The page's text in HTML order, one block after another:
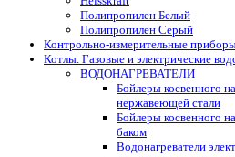
Полипропилен Белый
Полипропилен Серый
Контрольно-измерительные
Котлы. Газовые и электрические
ВОДОНАГРЕВАТЕЛИ
Бойлеры косвенного
нержавеющей стали
Бойлеры косвенного
баком
Водонагреватели